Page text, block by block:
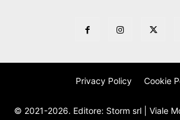
Privacy Policy Cookie
© 2021-2026. Editore: Storm srl | Viale